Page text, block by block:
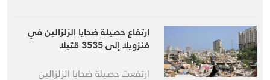
ارتفاع حصيلة ضحايا الزلزالين في
فنزويلا إلى 3535 قتيلا
ارتفعت حصيلة ضحايا الزلزالين